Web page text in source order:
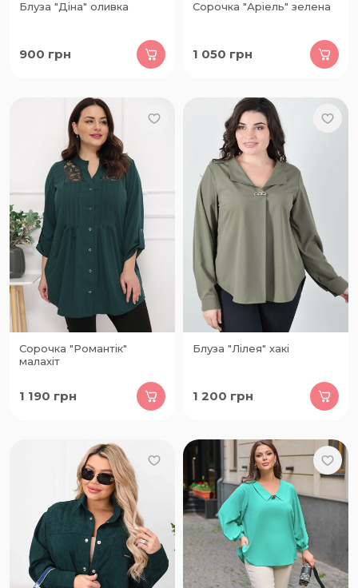
Блуза "Діна" оливка
900 грн
Сорочка "Аріель" зелена
1 050 грн
Сорочка "Романтік"
малахіт
1 190 грн
Блуза "Лілея" хакі
1 200 грн